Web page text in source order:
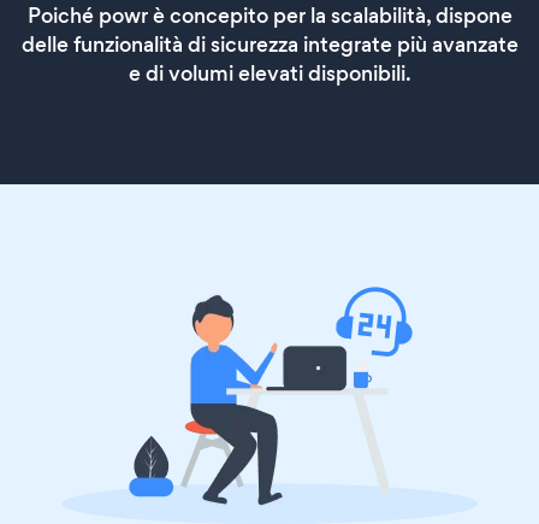
Poiché powr è concepito per la scalabilità, dispone
delle funzionalità di sicurezza integrate più avanzate
e di volumi elevati disponibili.